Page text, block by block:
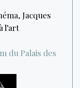
Jacques
l’art
du Palais des